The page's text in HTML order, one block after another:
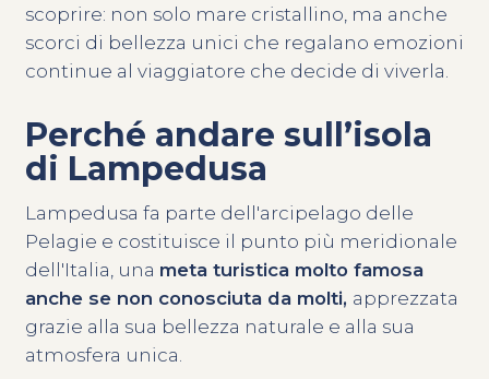
scoprire: non solo mare cristallino, ma anche
scorci di bellezza unici che regalano emozioni
continue al viaggiatore che decide di viverla.
Perché andare sull’isola
di Lampedusa
Lampedusa fa parte dell'arcipelago delle
Pelagie e costituisce il punto più meridionale
dell'Italia, una meta turistica molto famosa
anche se non conosciuta da molti, apprezzata
grazie alla sua bellezza naturale e alla sua
atmosfera unica.